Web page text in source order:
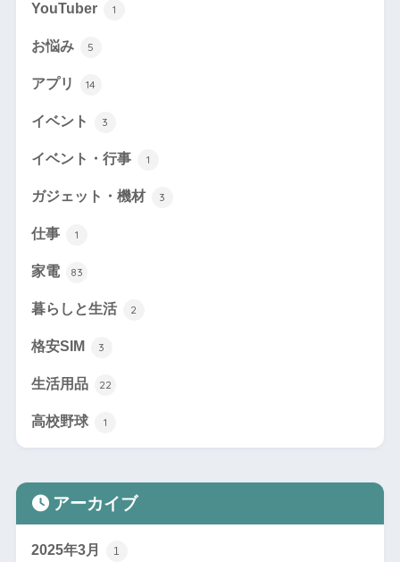
YouTuber 1
お悩み 5
アプリ 14
イベント 3
イベント・行事 1
ガジェット・機材 3
仕事 1
家電 83
暮らしと生活 2
格安SIM 3
生活用品 22
高校野球 1
アーカイブ
2025年3月 1